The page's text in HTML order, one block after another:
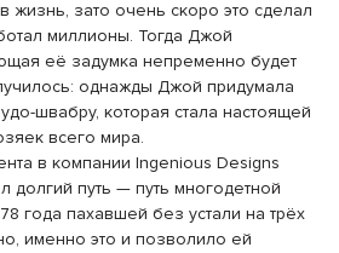
жизнь, зато очень скоро это сделал
миллионы. Тогда Джой
её задумка непременно будет
однажды Джой придумала
швабру, которая стала настоящей
всего мира.
в компании Ingenious Designs
долгий путь — путь многодетной
года пахавшей без устали на трёх
именно это и позволило ей